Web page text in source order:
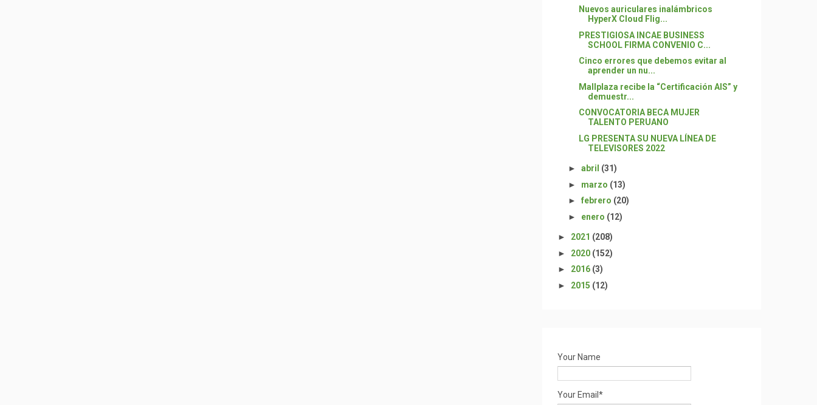
Nuevos auriculares inalámbricos
HyperX Cloud Flig...
PRESTIGIOSA INCAE BUSINESS
SCHOOL FIRMA CONVENIO C...
Cinco errores que debemos evitar al
aprender un nu...
Mallplaza recibe la “Certificación AIS” y
demuestr...
CONVOCATORIA BECA MUJER
TALENTO PERUANO
LG PRESENTA SU NUEVA LÍNEA DE
TELEVISORES 2022
► abril (31)
► marzo (13)
► febrero (20)
► enero (12)
► 2021 (208)
► 2020 (152)
► 2016 (3)
► 2015 (12)
Your Name
Your Email*